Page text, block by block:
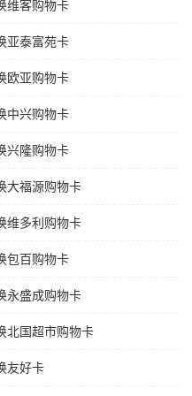
维客购物卡
亚泰富苑卡
欧亚购物卡
中兴购物卡
兴隆购物卡
大福源购物卡
维多利购物卡
包百购物卡
永盛成购物卡
北国超市购物卡
友好卡